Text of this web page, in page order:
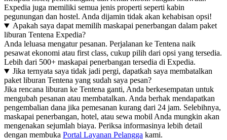
Expedia juga memiliki semua jenis properti seperti kabin
pegunungan dan hostel. Anda dijamin tidak akan kehabisan opsi!
Apakah saya dapat memilih maskapai penerbangan dalam paket
liburan Tentena Expedia?
Anda leluasa mengatur pesanan. Perjalanan ke Tentena naik
pesawat ekonomi atau first class, cukup pilih dari opsi yang tersedia.
Lebih dari 500+ maskapai penerbangan tersedia di Expedia.
Jika ternyata saya tidak jadi pergi, dapatkah saya membatalkan
paket liburan Tentena yang sudah saya pesan?
Jika rencana liburan ke Tentena ganti, Anda berkesempatan untuk
mengubah pesanan atau membatalkan. Anda berhak mendapatkan
pengembalian dana jika pemesanan kurang dari 24 jam. Selebihnya,
maskapai penerbangan, hotel, atau sewa mobil Anda mungkin akan
mengenakan sejumlah biaya. Periksa informasinya lebih detail
dengan membuka Portal Layanan Pelangga kami.